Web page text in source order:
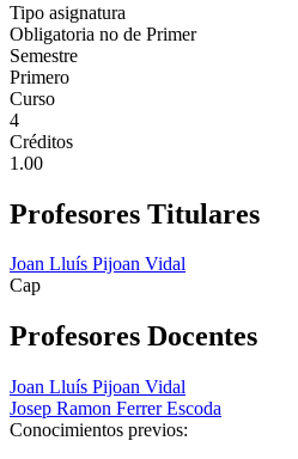
Tipo asignatura
Obligatoria no de Primer
Semestre
Primero
Curso
4
Créditos
1.00
Profesores Titulares
Joan Lluís Pijoan Vidal
Cap
Profesores Docentes
Joan Lluís Pijoan Vidal
Josep Ramon Ferrer Escoda
Conocimientos previos: